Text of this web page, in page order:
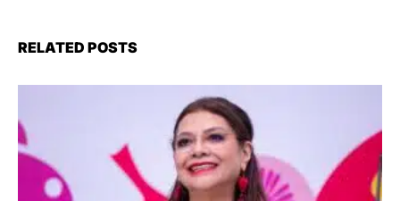
RELATED POSTS